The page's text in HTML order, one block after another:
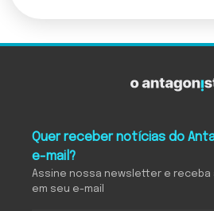
Quer receber notícias do
e-mail?
Assine nossa newsletter e receba
em seu e-mail